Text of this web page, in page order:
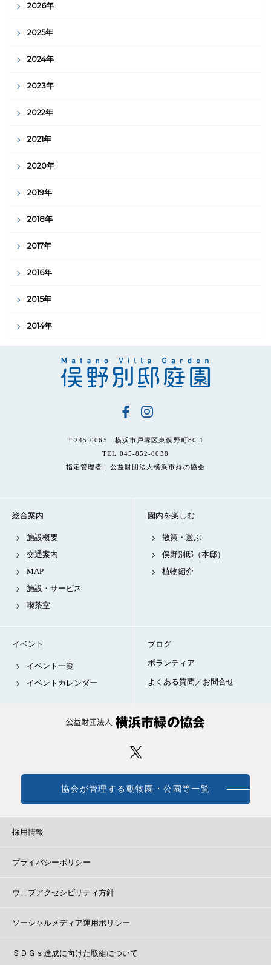
2026年
2025年
2024年
2023年
2022年
2021年
2020年
2019年
2018年
2017年
2016年
2015年
2014年
〒245-0065 横浜市戸塚区東俣野町80-1
TEL 045-852-8038
指定管理者｜公益財団法人横浜市緑の協会
総合案内
施設概要
交通案内
MAP
施設・サービス
喫茶室
園内を楽しむ
散策・遊ぶ
俣野別邸（本邸）
植物紹介
イベント
イベント一覧
イベントカレンダー
ブログ
ボランティア
よくある質問／お問合せ
協会が管理する動物園・公園等一覧
採用情報
プライバシーポリシー
ウェブアクセシビリティ方針
ソーシャルメディア運用ポリシー
ＳＤＧｓ達成に向けた取組について